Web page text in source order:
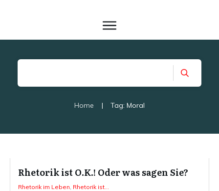
Home | Tag: Moral
Rhetorik ist O.K.! Oder was sagen Sie?
Rhetorik im Leben Rhetorik ist...